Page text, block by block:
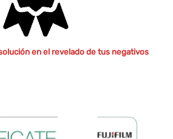
en el revelado de tus negativos